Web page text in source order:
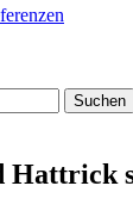
Hattrick